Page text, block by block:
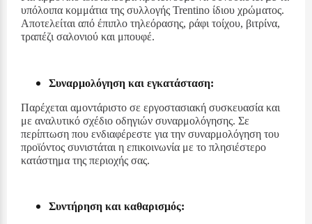
υπόλοιπα κομμάτια της συλλογής Trentino ίδιου χρώματος.
Αποτελείται από έπιπλο τηλεόρασης, ράφι τοίχου, βιτρίνα,
τραπέζι σαλονιού και μπουφέ.
Συναρμολόγηση και εγκατάσταση:
Παρέχεται αμοντάριστο σε εργοστασιακή συσκευασία και
με αναλυτικό σχέδιο οδηγιών συναρμολόγησης. Σε
περίπτωση που ενδιαφέρεστε για την συναρμολόγηση του
προϊόντος συνιστάται η επικοινωνία με το πλησιέστερο
κατάστημα της περιοχής σας.
Συντήρηση και καθαρισμός: